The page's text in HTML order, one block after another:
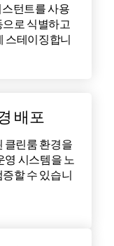
스턴트를 사용
로 식별하고
스테이징합니
배포
클린룸 환경을
영 시스템을 노
할 수 있습니